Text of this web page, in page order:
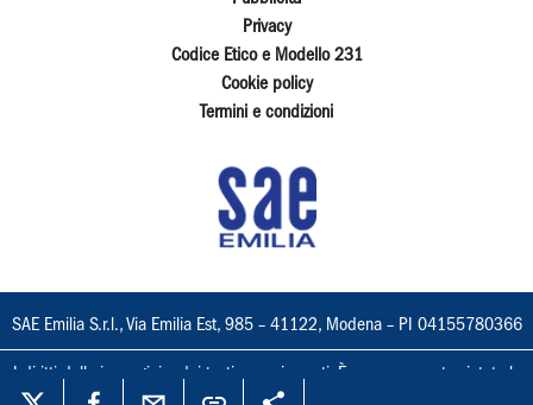
Privacy
Codice Etico e Modello 231
Cookie policy
Termini e condizioni
SAE Emilia S.r.l., Via Emilia Est, 985 – 41122, Modena – PI 04155780366
I diritti delle immagini e dei testi sono riservati. È espressamente vietata la